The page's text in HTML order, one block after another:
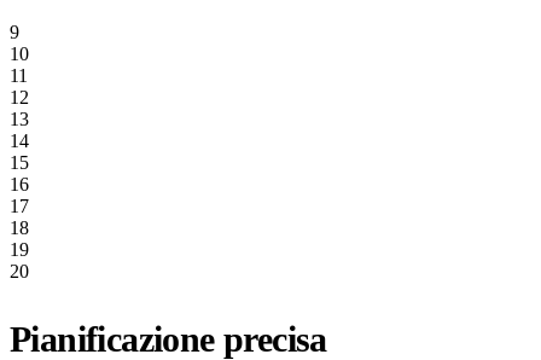
9
10
11
12
13
14
15
16
17
18
19
20
Pianificazione precisa